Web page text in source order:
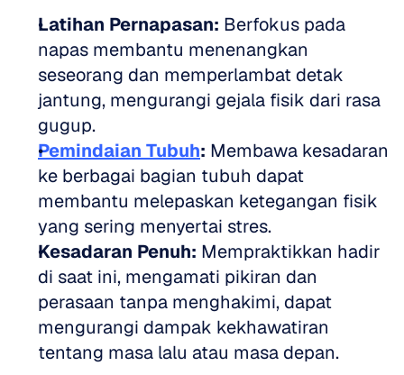
Latihan Pernapasan: Berfokus pada
napas membantu menenangkan
seseorang dan memperlambat detak
jantung, mengurangi gejala fisik dari rasa
gugup.
Pemindaian Tubuh: Membawa kesadaran
ke berbagai bagian tubuh dapat
membantu melepaskan ketegangan fisik
yang sering menyertai stres.
Kesadaran Penuh: Mempraktikkan hadir
di saat ini, mengamati pikiran dan
perasaan tanpa menghakimi, dapat
mengurangi dampak kekhawatiran
tentang masa lalu atau masa depan.